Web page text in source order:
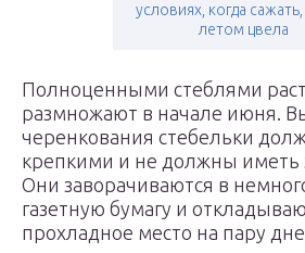
условиях, когда
летом цвела
Полноценными стеблями
размножают в начале июня.
черенкования стебельки
крепкими и не должны иметь
Они заворачиваются в
газетную бумагу и
прохладное место на пару